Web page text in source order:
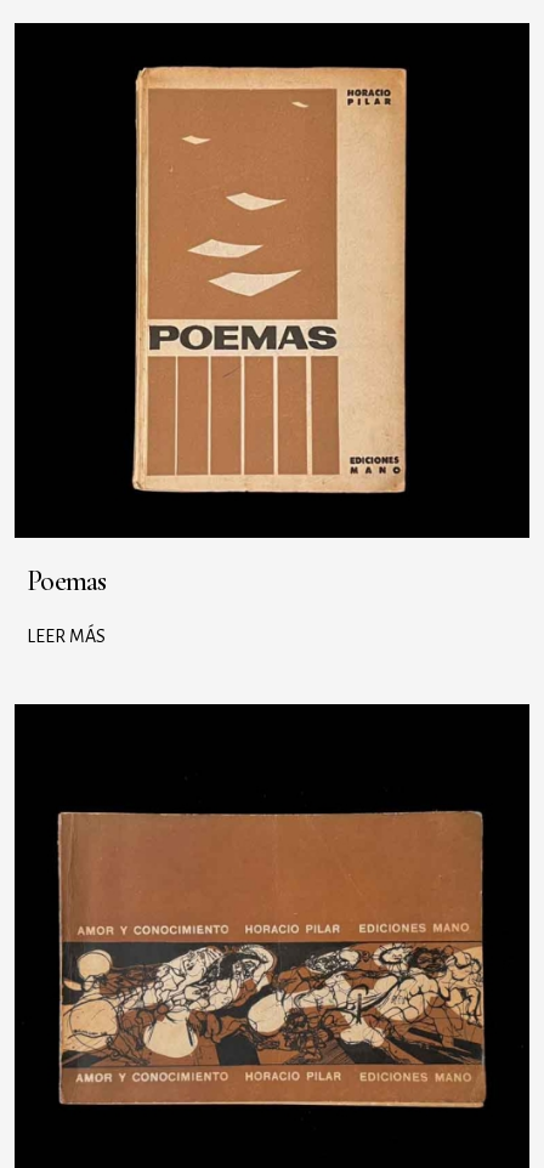
Poemas
LEER MÁS